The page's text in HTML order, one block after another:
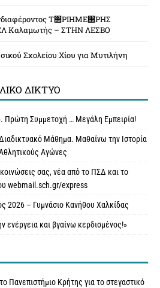
Τ΢ΡΙΗΜΕ΢ΡΗΣ
Καλαμωτής – ΣΤΗΝ ΛΕΣΒΟ
Σχολείου Χίου για Μυτιλήνη
ΔΊΚΤΥΟ
Πρώτη Συμμετοχή … Μεγάλη Εμπειρία!
Μάθημα. Μαθαίνω την Ιστορία
Αγώνες
σας, νέα από το ΠΣΔ και το
webmail.sch.gr/express
2026 – Γυμνάσιο Κανήθου Χαλκίδας
ενέργεια και βγαίνω κερδισμένος!»
Πανεπιστήμιο Κρήτης για το στεγαστικό